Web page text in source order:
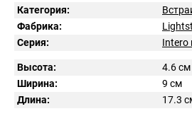
Категория:
Фабрика:
Серия:
Intero
Высота:
4.6 см
Ширина:
9 см
Длина:
17.3